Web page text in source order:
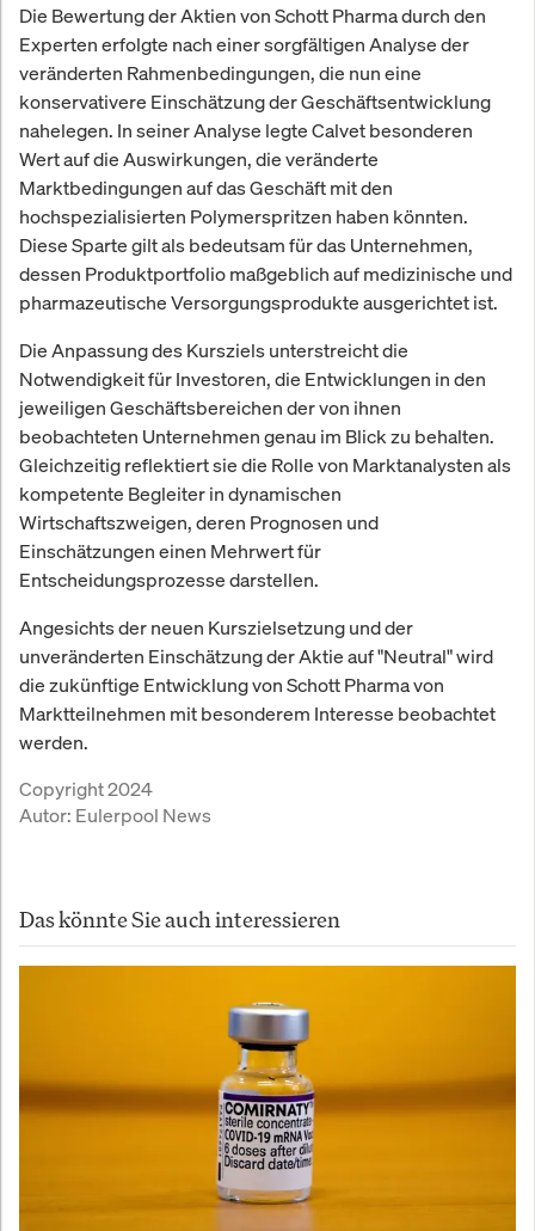
Die Bewertung der Aktien von Schott Pharma durch den
Experten erfolgte nach einer sorgfältigen Analyse der
veränderten Rahmenbedingungen, die nun eine
konservativere Einschätzung der Geschäftsentwicklung
nahelegen. In seiner Analyse legte Calvet besonderen
Wert auf die Auswirkungen, die veränderte
Marktbedingungen auf das Geschäft mit den
hochspezialisierten Polymerspritzen haben könnten.
Diese Sparte gilt als bedeutsam für das Unternehmen,
dessen Produktportfolio maßgeblich auf medizinische und
pharmazeutische Versorgungsprodukte ausgerichtet ist.
Die Anpassung des Kursziels unterstreicht die
Notwendigkeit für Investoren, die Entwicklungen in den
jeweiligen Geschäftsbereichen der von ihnen
beobachteten Unternehmen genau im Blick zu behalten.
Gleichzeitig reflektiert sie die Rolle von Marktanalysten als
kompetente Begleiter in dynamischen
Wirtschaftszweigen, deren Prognosen und
Einschätzungen einen Mehrwert für
Entscheidungsprozesse darstellen.
Angesichts der neuen Kurszielsetzung und der
unveränderten Einschätzung der Aktie auf "Neutral" wird
die zukünftige Entwicklung von Schott Pharma von
Marktteilnehmen mit besonderem Interesse beobachtet
werden.
Copyright 2024
Autor: Eulerpool News
Das könnte Sie auch interessieren